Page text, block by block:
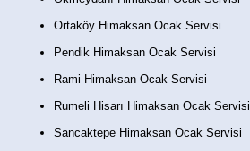
Ortaköy Himaksan Ocak Servisi
Pendik Himaksan Ocak Servisi
Rami Himaksan Ocak Servisi
Rumeli Hisarı Himaksan Ocak Servisi
Sancaktepe Himaksan Ocak Servisi